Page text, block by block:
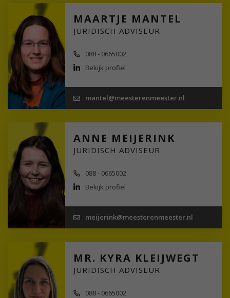
MAARTJE MANTEL
JURIDISCH ADVISEUR
088 - 0665002
Bekijk profiel
mantel@meesterenmeester.nl
ANNE MEIJERINK
JURIDISCH ADVISEUR
088 - 0665002
Bekijk profiel
meijerink@meesterenmeester.nl
MR. KYRA KLEIJWEGT
JURIDISCH ADVISEUR
088 - 0665002